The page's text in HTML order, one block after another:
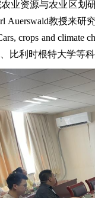
业资源与农业区
教授来研
crops and
比利时根特大学等